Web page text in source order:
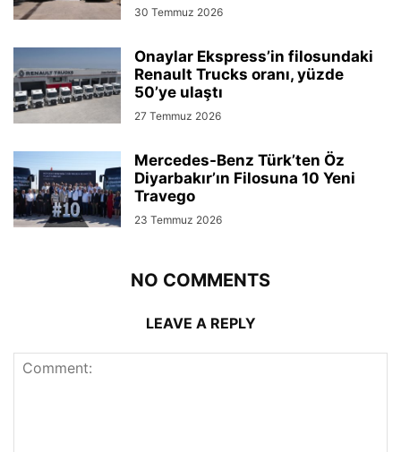
30 Temmuz 2026
Onaylar Ekspress’in filosundaki
Renault Trucks oranı, yüzde
50’ye ulaştı
27 Temmuz 2026
Mercedes-Benz Türk’ten Öz
Diyarbakır’ın Filosuna 10 Yeni
Travego
23 Temmuz 2026
NO COMMENTS
LEAVE A REPLY